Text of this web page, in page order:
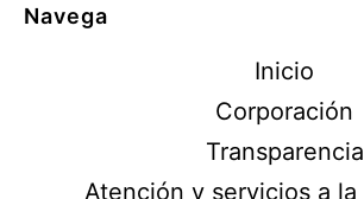
Navega
Inicio
Corporación
Transparencia
Atención y servicios a la